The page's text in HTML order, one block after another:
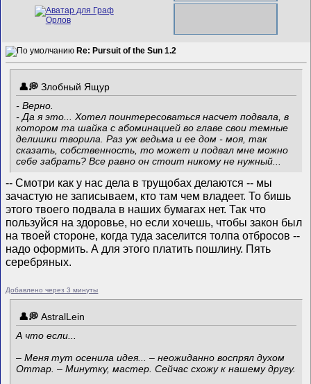
Re: Pursuit of the Sun 1.2
Злобный Ящур
- Верно.
- Да я это... Хотел поинтересоваться насчет подвала, в
котором та шайка с абоминацией во главе свои темные
делишки творила. Раз уж ведьма и ее дом - моя, так
сказать, собственность, то может и подвал мне можно
себе забрать? Все равно он стоит никому не нужный...
-- Смотри как у нас дела в трущобах делаются -- мы
зачастую не записываем, кто там чем владеет. То бишь
этого твоего подвала в наших бумагах нет. Так что
пользуйся на здоровье, но если хочешь, чтобы закон был
на твоей стороне, когда туда заселится толпа отбросов --
надо оформить. А для этого платить пошлину. Пять
серебряных.
Добавлено через 3 минуты
AstralLein
А что если...
– Меня тут осенила идея... – неожиданно воспрял духом
Оттар. – Минутку, мастер. Сейчас схожу к нашему другу.